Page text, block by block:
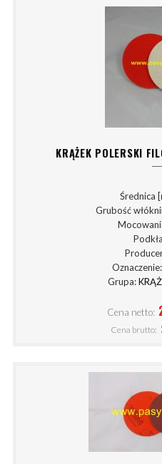
KRĄŻEK POLERSKI
Średnica
Grubość
Oznaczenie:
Grupa:
Cena netto:
Cena brutto: